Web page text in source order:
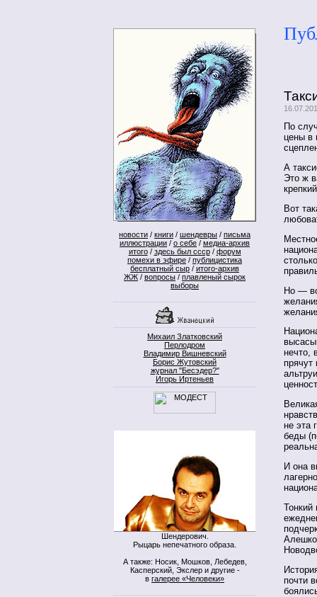
новости / книги / шендевры / письма
иллюстрации / о себе / медиа-архив
итого/ здесь был ссср/ форум
помехи в эфире / публицистика
бесплатный сыр / итого-архив
ЖЖ / вопросы / плавленый сырок
выборы
Михаил Златковский
Перлодром
Владимир Вишневский
Борис Жутовский
журнал "Бесэдер?"
Игорь Иртеньев
Шендерович.
Рыцарь непечатного образа.
А также: Носик, Мошков, Лебедев,
Касперский, Экслер и другие -
в галерее «Человеки»
По
цены в
А
Это ж
Вот
Но —
нечто,
не эта
беды
И она
почти